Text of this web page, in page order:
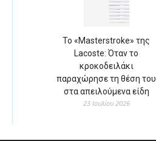
Το «Masterstroke» της
Lacoste: Όταν το
κροκοδειλάκι
παραχώρησε τη θέση του
στα απειλούμενα είδη
23 Ιουλίου 2026